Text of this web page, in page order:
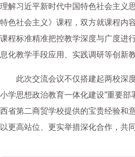
理解习近平新时代中国特色社会主义
特色社会主义》课程，双方就课程内
课程标准精准把控教学深度与广度进
息化教学手段应用、实践调研等创新
此次交流会议不仅搭建起两校深
小学思想政治教育一体化建设”重要
西省第二商贸学校提供的宝贵经验和
以更高站位、更实举措深化合作，共